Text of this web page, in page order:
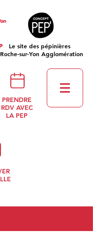
Le site des pépinières
sur-Yon Agglomération
PRENDRE
RDV AVEC
LA PEP